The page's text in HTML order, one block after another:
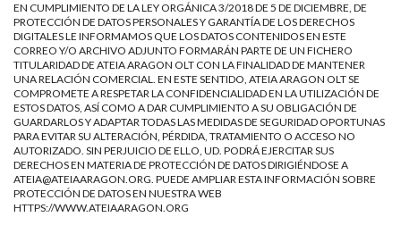
EN CUMPLIMIENTO DE LA LEY ORGÁNICA 3/2018 DE 5 DE DICIEMBRE, DE
PROTECCIÓN DE DATOS PERSONALES Y GARANTÍA DE LOS DERECHOS
DIGITALES LE INFORMAMOS QUE LOS DATOS CONTENIDOS EN ESTE
CORREO Y/O ARCHIVO ADJUNTO FORMARÁN PARTE DE UN FICHERO
TITULARIDAD DE ATEIA ARAGON OLT CON LA FINALIDAD DE MANTENER
UNA RELACIÓN COMERCIAL. EN ESTE SENTIDO, ATEIA ARAGON OLT SE
COMPROMETE A RESPETAR LA CONFIDENCIALIDAD EN LA UTILIZACIÓN DE
ESTOS DATOS, ASÍ COMO A DAR CUMPLIMIENTO A SU OBLIGACIÓN DE
GUARDARLOS Y ADAPTAR TODAS LAS MEDIDAS DE SEGURIDAD OPORTUNAS
PARA EVITAR SU ALTERACIÓN, PÉRDIDA, TRATAMIENTO O ACCESO NO
AUTORIZADO. SIN PERJUICIO DE ELLO, UD. PODRÁ EJERCITAR SUS
DERECHOS EN MATERIA DE PROTECCIÓN DE DATOS DIRIGIÉNDOSE A
ATEIA@ATEIAARAGON.ORG. PUEDE AMPLIAR ESTA INFORMACIÓN SOBRE
PROTECCIÓN DE DATOS EN NUESTRA WEB
HTTPS://WWW.ATEIAARAGON.ORG